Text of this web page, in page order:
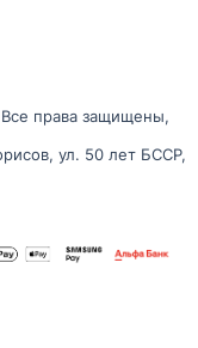
права защищены,
ул. 50 лет БССР,